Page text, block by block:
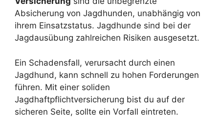
Absicherung von Jagdhunden, unabhängig von
ihrem Einsatzstatus. Jagdhunde sind bei der
Jagdausübung zahlreichen Risiken ausgesetzt.
Ein Schadensfall, verursacht durch einen
Jagdhund, kann schnell zu hohen Forderungen
führen. Mit einer soliden
Jagdhaftpflichtversicherung bist du auf der
sicheren Seite, sollte ein Vorfall eintreten.